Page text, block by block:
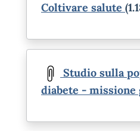
Coltivare salute
Studio sulla
diabete - missione